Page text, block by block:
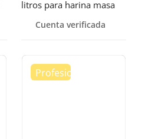
litros para harina masa
Cuenta verificada